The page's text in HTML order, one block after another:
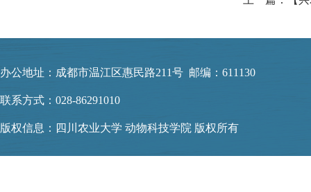
办公地址：成都市温江区惠民路211号 邮编：611130
联系方式：028-86291010
版权信息：四川农业大学 动物科技学院 版权所有